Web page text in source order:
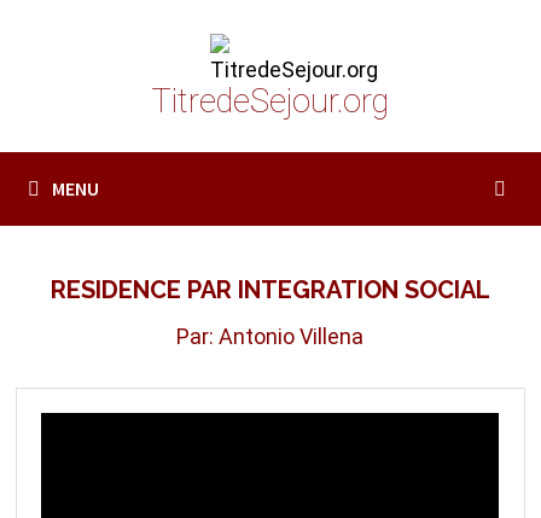
TitredeSejour.org
MENU
RESIDENCE PAR INTEGRATION SOCIAL
Par: Antonio Villena